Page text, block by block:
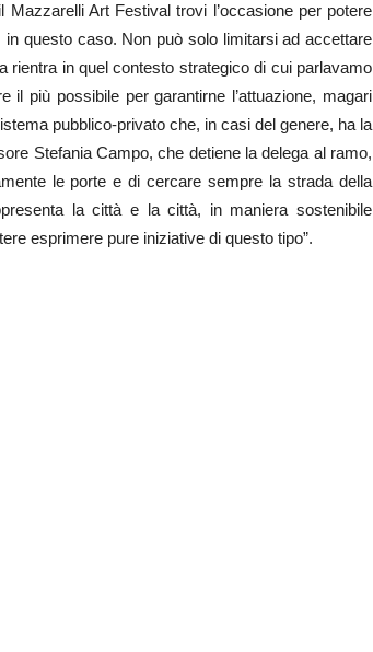
Art Festival trovi l’occasione per potere
questo caso. Non può solo limitarsi ad accettare
in quel contesto strategico di cui parlavamo
più possibile per garantirne l’attuazione, magari
pubblico-privato che, in casi del genere, ha la
Stefania Campo, che detiene la delega al ramo,
le porte e di cercare sempre la strada della
la città e la città, in maniera sostenibile
esprimere pure iniziative di questo tipo”.